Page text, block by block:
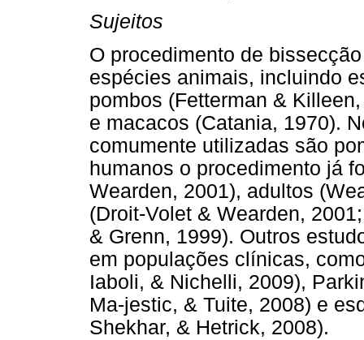
Sujeitos
O procedimento de
espécies animais, incluindo
pombos (Fetterman &
e macacos (Catania, 1970).
comumente utilizadas são
humanos o procedimento já
Wearden, 2001), adultos
(Droit-Volet & Wearden,
& Grenn, 1999). Outros
em populações clínicas,
Iaboli, & Nichelli, 2009),
Ma-jestic, & Tuite, 2008) e
Shekhar, & Hetrick, 2008).